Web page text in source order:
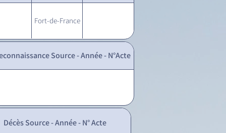
Fort-de-France
Source - Année - N°Acte
Décès Source - Année - N° Acte